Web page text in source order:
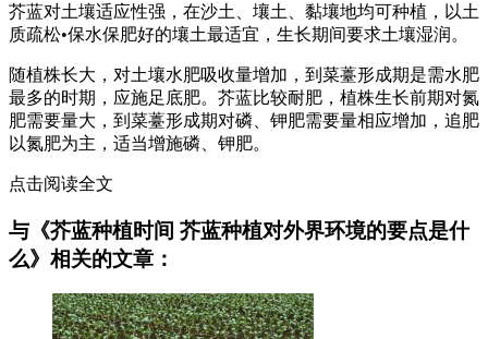
芥蓝对土壤适应性强，在沙土、壤土、黏壤地均可种植，以土
质疏松•保水保肥好的壤土最适宜，生长期间要求土壤湿润。
随植株长大，对土壤水肥吸收量增加，到菜薹形成期是需水肥
最多的时期，应施足底肥。芥蓝比较耐肥，植株生长前期对氮
肥需要量大，到菜薹形成期对磷、钾肥需要量相应增加，追肥
以氮肥为主，适当增施磷、钾肥。
点击阅读全文
与《芥蓝种植时间 芥蓝种植对外界环境的要点是什
么》相关的文章：